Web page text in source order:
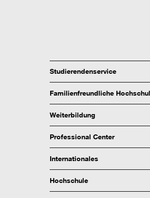
Studierendenservice
Familienfreundliche
Weiterbildung
Professional Center
Internationales
Hochschule